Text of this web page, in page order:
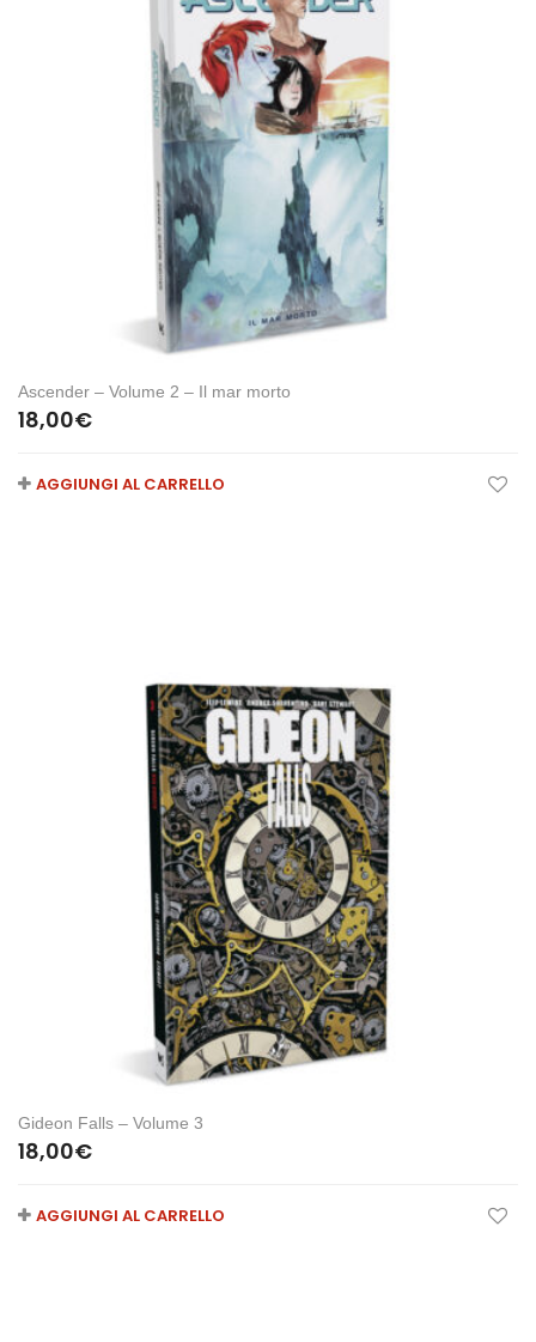
Ascender – Volume 2 – Il mar morto
18,00€
AGGIUNGI AL CARRELLO
Gideon Falls – Volume 3
18,00€
AGGIUNGI AL CARRELLO